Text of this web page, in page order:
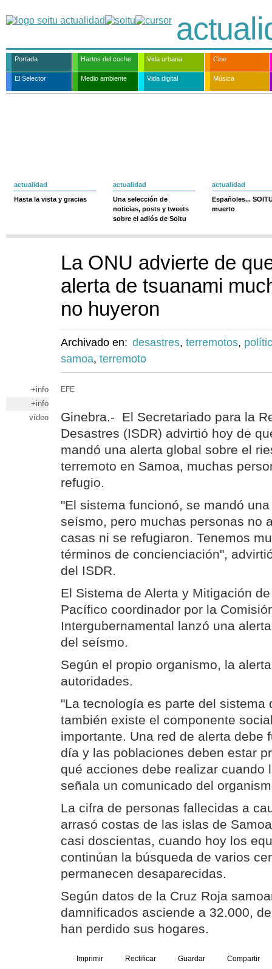
Portada Hartos del coche Vida urbana Cine
El Selector Medio ambiente Vida digital Música
actualidad
Hasta la vista y gracias
actualidad
Una selección de
noticias, posts y tweets
sobre el adiós de Soitu
actualidad
Españoles...
muerto
La ONU advierte de
alerta de tsuanami
no huyeron
Archivado en: desastres, terremotos,
samoa, terremoto
+info
+info
vídeo
EFE
Ginebra.- El Secretariado para la
Desastres (ISDR) advirtió hoy de
mandó una alerta global sobre el
terremoto en Samoa, muchas
refugio.
"El sistema funcionó, se mandó
seísmo, pero muchas personas no
casas ni se refugiaron. Tenemos
términos de concienciación",
del ISDR.
El Sistema de Alerta y Mitigación
Pacífico coordinador por la
Intergubernamental lanzó una
del seísmo.
Según el propio organismo, la
autoridades.
"La tecnología es parte del sistema
también existe el componente
importante. Una red de alerta debe
día y las poblaciones deben estar
qué acciones debe realizar cuando
señala un comunicado del
La cifra de personas fallecidas a
arrasó costas de las islas de
casi doscientas, cuando hoy los
continúan la búsqueda de varios
permanecen desaparecidas.
Según datos de la Cruz Roja
damnificados asciende a 32.000,
han perdido sus hogares.
Imprimir Rectificar Guardar Compartir